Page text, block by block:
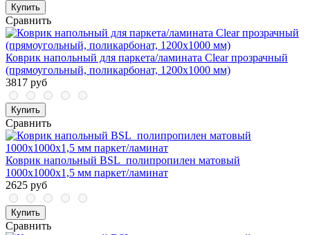
Купить
Сравнить
Коврик напольный для паркета/ламината Clear прозрачный
(прямоугольный, поликарбонат, 1200x1000 мм)
3817 руб
Купить
Сравнить
Коврик напольный BSL_полипропилен матовый
1000х1000х1,5 мм паркет/ламинат
2625 руб
Купить
Сравнить